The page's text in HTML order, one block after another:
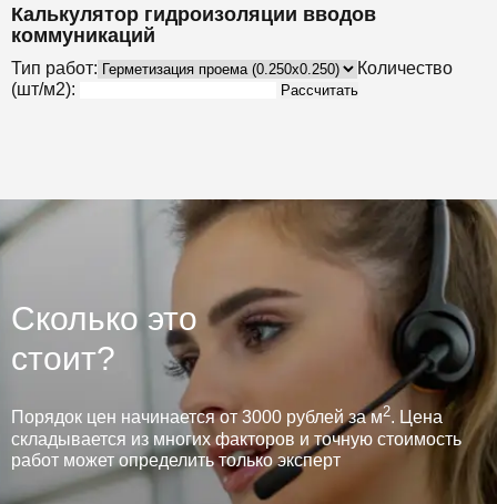
Калькулятор гидроизоляции вводов
коммуникаций
Тип работ:
Количество
(шт/м2):
Рассчитать
Сколько это
стоит?
Порядок цен начинается от 3000 рублей за м2. Цена
складывается из многих факторов и точную стоимость
работ может определить только эксперт